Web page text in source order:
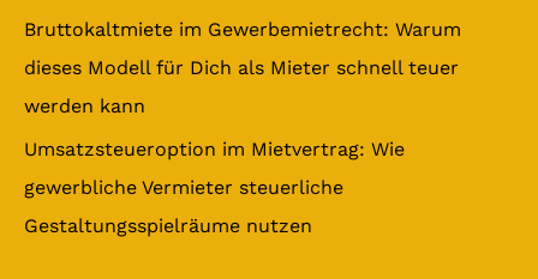
Bruttokaltmiete im Gewerbemietrecht: Warum
dieses Modell für Dich als Mieter schnell teuer
werden kann
Umsatzsteueroption im Mietvertrag: Wie
gewerbliche Vermieter steuerliche
Gestaltungsspielräume nutzen